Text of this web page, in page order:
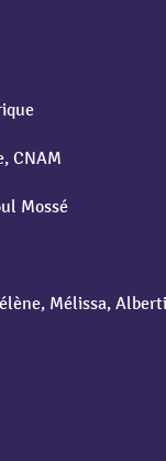
CNAM
Mossé
Mélissa,